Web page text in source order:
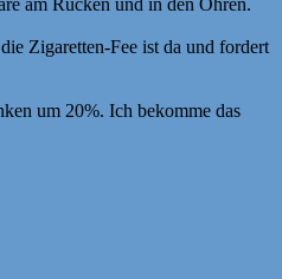
Zigaretten-Fee ist da und fordert
um 20%. Ich bekomme das